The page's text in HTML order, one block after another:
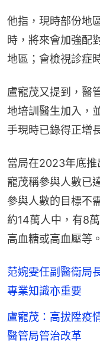
他指，現時部份地
時，將來會加強配
地區；會檢視診症
盧寵茂又提到，醫
地培訓醫生加入，
手現時已錄得正增
當局在2023年底推
寵茂稱參與人數已
參與人數的目標不
約14萬人中，有8
高血糖或高血壓等。
范婉雯任副醫衞
專業知識亦重要
盧寵茂：高拔陞疫
醫管局管治改革